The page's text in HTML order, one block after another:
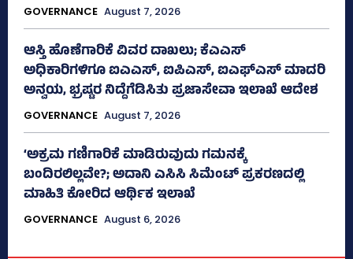
GOVERNANCE August 7, 2026
ಆಸ್ತಿ ಹೊಣೆಗಾರಿಕೆ ವಿವರ ದಾಖಲು; ಕೆಎಎಸ್
ಅಧಿಕಾರಿಗಳಿಗೂ ಐಎಎಸ್‌, ಐಪಿಎಸ್‌, ಐಎಫ್‌ಎಸ್‌ ಮಾದರಿ
ಅನ್ವಯ, ಭ್ರಷ್ಟರ ನಿದ್ದೆಗೆಡಿಸಿತು ಪ್ರಜಾಸೇವಾ ಇಲಾಖೆ ಆದೇಶ
GOVERNANCE August 7, 2026
‘ಅಕ್ರಮ ಗಣಿಗಾರಿಕೆ ಮಾಡಿರುವುದು ಗಮನಕ್ಕೆ
ಬಂದಿರಲಿಲ್ಲವೇ?; ಅದಾನಿ ಎಸಿಸಿ ಸಿಮೆಂಟ್ ಪ್ರಕರಣದಲ್ಲಿ
ಮಾಹಿತಿ ಕೋರಿದ ಆರ್ಥಿಕ ಇಲಾಖೆ
GOVERNANCE August 6, 2026